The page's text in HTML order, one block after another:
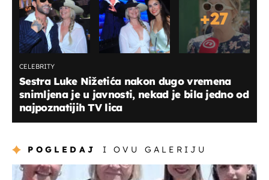
+27
CELEBRITY
Sestra Luke Nižetića nakon dugo vremena
snimljena je u javnosti, nekad je bila jedno od
najpoznatijih TV lica
POGLEDAJ I OVU GALERIJU